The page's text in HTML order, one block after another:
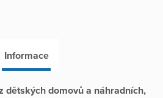
Informace
dětských domovů a náhradních,